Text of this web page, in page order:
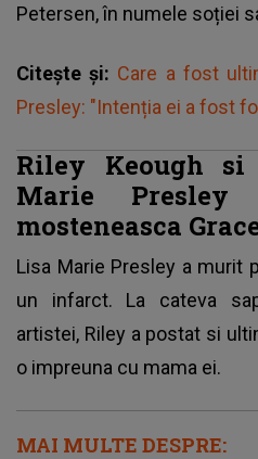
Petersen, în numele soției
Citește și: Care a fost
Presley: "Intenția ei a fost
Riley Keough si
Marie
mosteneasca
Lisa Marie Presley a murit
un infarct. La cateva
artistei, Riley a postat si
o impreuna cu mama ei.
MAI MULTE DESPRE: